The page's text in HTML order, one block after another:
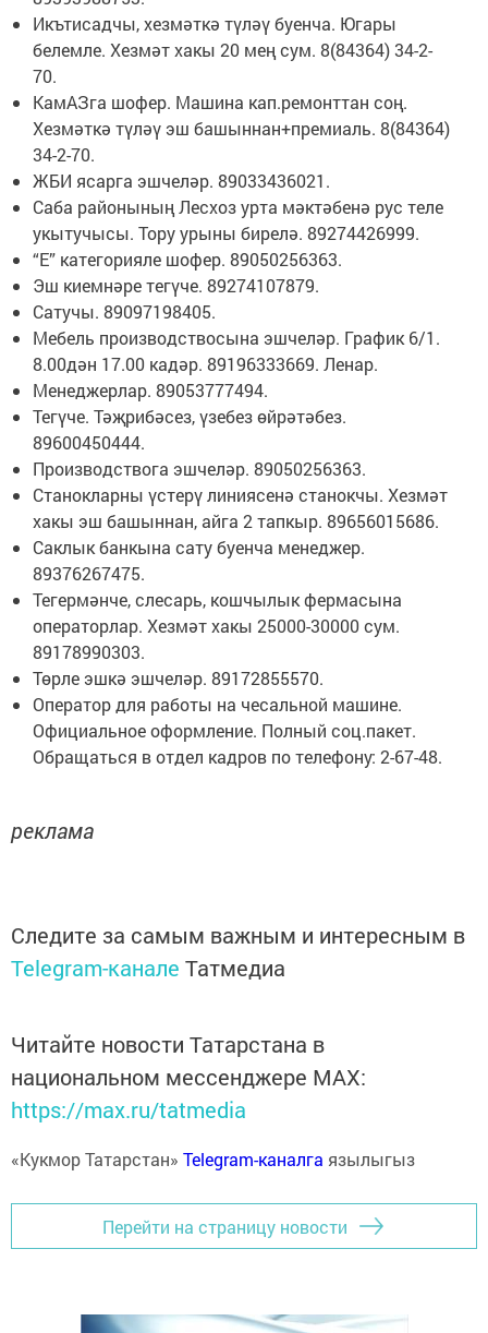
Икътисадчы, хезмәткә түләү буенча. Югары
белемле. Хезмәт хакы 20 мең сум. 8(84364) 34-2-
70.
КамАЗга шофер. Машина кап.ремонттан соң.
Хезмәткә түләү эш башыннан+премиаль. 8(84364)
34-2-70.
ЖБИ ясарга эшчеләр. 89033436021.
Саба районының Лесхоз урта мәктәбенә рус теле
укытучысы. Тору урыны бирелә. 89274426999.
“Е” категорияле шофер. 89050256363.
Эш киемнәре тегүче. 89274107879.
Сатучы. 89097198405.
Мебель производствосына эшчеләр. График 6/1.
8.00дән 17.00 кадәр. 89196333669. Ленар.
Менеджерлар. 89053777494.
Тегүче. Тәҗрибәсез, үзебез өйрәтәбез.
89600450444.
Производствога эшчеләр. 89050256363.
Станокларны үстерү линиясенә станокчы. Хезмәт
хакы эш башыннан, айга 2 тапкыр. 89656015686.
Саклык банкына сату буенча менеджер.
89376267475.
Тегермәнче, слесарь, кошчылык фермасына
операторлар. Хезмәт хакы 25000-30000 сум.
89178990303.
Төрле эшкә эшчеләр. 89172855570.
Оператор для работы на чесальной машине.
Официальное оформление. Полный соц.пакет.
Обращаться в отдел кадров по телефону: 2-67-48.
реклама
Следите за самым важным и интересным в
Telegram-канале Татмедиа
Читайте новости Татарстана в
национальном мессенджере MАХ:
https://max.ru/tatmedia
«Кукмор Татарстан» Telegram-каналга язылыгыз
Перейти на страницу новости